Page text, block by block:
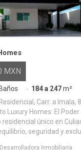
MXN
Baños · 184 a 247m²
Carr. a Imala,
único en
seguridad y
y áreas pet friendly—,
Inmobiliaria